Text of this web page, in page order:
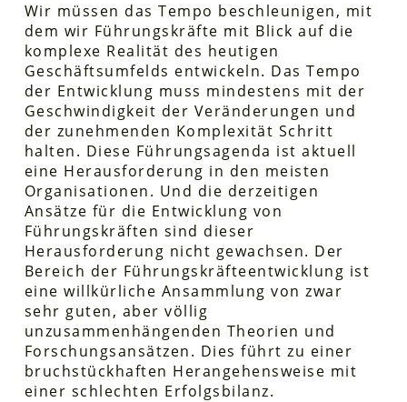
Wir müssen das Tempo beschleunigen, mit
dem wir Führungskräfte mit Blick auf die
komplexe Realität des heutigen
Geschäftsumfelds entwickeln. Das Tempo
der Entwicklung muss mindestens mit der
Geschwindigkeit der Veränderungen und
der zunehmenden Komplexität Schritt
halten. Diese Führungsagenda ist aktuell
eine Herausforderung in den meisten
Organisationen. Und die derzeitigen
Ansätze für die Entwicklung von
Führungskräften sind dieser
Herausforderung nicht gewachsen. Der
Bereich der Führungskräfteentwicklung ist
eine willkürliche Ansammlung von zwar
sehr guten, aber völlig
unzusammenhängenden Theorien und
Forschungsansätzen. Dies führt zu einer
bruchstückhaften Herangehensweise mit
einer schlechten Erfolgsbilanz.